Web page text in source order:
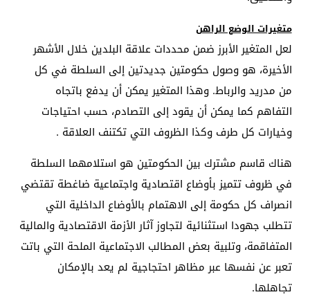
متغيرات الوضع الراهن
لعل المتغير الأبرز ضمن محددات علاقة البلدين خلال الأشهر
الأخيرة، هو وصول حكومتين جديدتين إلى السلطة في كل
من مدريد والرباط. وهذا المتغير يمكن أن يدفع باتجاه
التفاهم كما يمكن أن يقود إلى التصادم، حسب احتياجات
وخيارات كل طرف وكذا الظروف التي تكتنف العلاقة .
هناك قاسم مشترك بين الحكومتين هو استلامهما السلطة
في ظروف تتميز بأوضاع اقتصادية واجتماعية ضاغطة تقتضي
انصراف كل حكومة إلى الاهتمام بالأوضاع الداخلية التي
تتطلب جهودا استثنائية لتجاوز آثار الأزمة الاقتصادية والمالية
المتفاقمة، وتلبية بعض المطالب الاجتماعية الملحة التي باتت
تعبر عن نفسها عبر مظاهر احتجاجية لم يعد بالإمكان
تجاهلها.